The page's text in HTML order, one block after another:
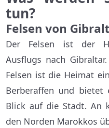
tun?
Felsen von
Der Felsen ist der
Ausflugs nach
Felsen ist die Heimat
Berberaffen und bietet
Blick auf die Stadt. An
den Norden Marokkos